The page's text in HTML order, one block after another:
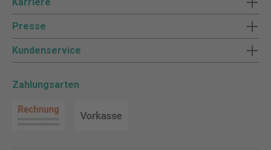
Presse
Kundenservice
Zahlungsarten